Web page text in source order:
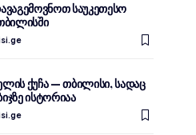
საუკეთესო
ქუჩა — თბილისი, სადაც
ისტორიაა